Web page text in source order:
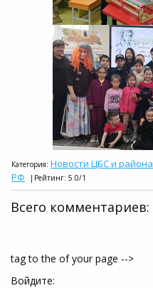
Категория: Новости ЦБС и района
РФ | Рейтинг: 5.0/1
Всего комментариев:
tag to the of your page -->
Войдите: